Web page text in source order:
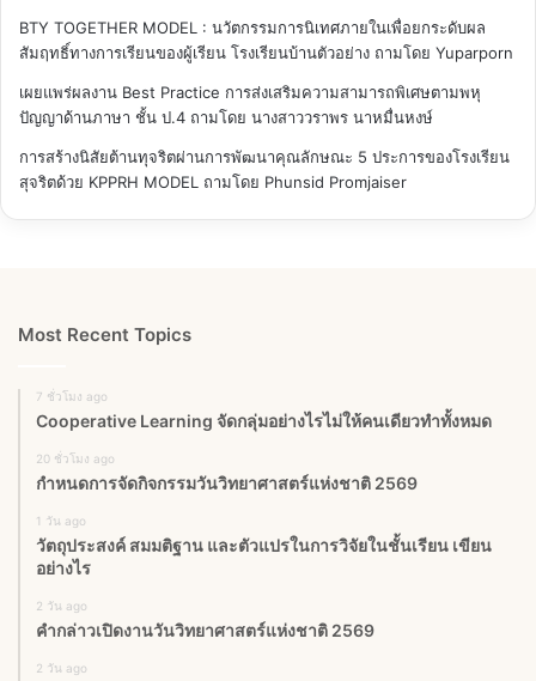
BTY TOGETHER MODEL : นวัตกรรมการนิเทศภายในเพื่อยกระดับผล
สัมฤทธิ์ทางการเรียนของผู้เรียน โรงเรียนบ้านตัวอย่าง ถามโดย Yuparporn
เผยแพร่ผลงาน Best Practice การส่งเสริมความสามารถพิเศษตามพหุ
ปัญญาด้านภาษา ชั้น ป.4 ถามโดย นางสาววราพร นาหมื่นหงษ์
การสร้างนิสัยต้านทุจริตผ่านการพัฒนาคุณลักษณะ 5 ประการของโรงเรียน
สุจริตด้วย KPPRH MODEL ถามโดย Phunsid Promjaiser
Most Recent Topics
7 ชั่วโมง ago
Cooperative Learning จัดกลุ่มอย่างไรไม่ให้คนเดียวทำทั้งหมด
20 ชั่วโมง ago
กำหนดการจัดกิจกรรมวันวิทยาศาสตร์แห่งชาติ 2569
1 วัน ago
วัตถุประสงค์ สมมติฐาน และตัวแปรในการวิจัยในชั้นเรียน เขียน
อย่างไร
2 วัน ago
คำกล่าวเปิดงานวันวิทยาศาสตร์แห่งชาติ 2569
2 วัน ago